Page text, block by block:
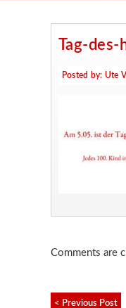
Tag-
Posted by: Ute
Comments are
< Previous Post